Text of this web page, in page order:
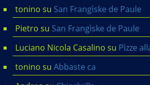
tonino su San Frangìske de Paule
Pietro su San Frangìske de Paule
Luciano Nicola Casalino su Pìzze
tonino su Abbaste ca